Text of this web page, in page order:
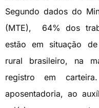
Segundo dados do
(MTE), 64% dos
estão em situação
rural brasileiro, na
registro em
aposentadoria, ao